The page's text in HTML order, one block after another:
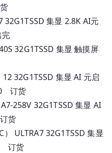
32G1TSSD 集显 2.8K AI元
32G1TSSD 集显 触摸屏
12 32G1TSSD 集显 AI 元启
订货
258V 32G1TSSD 集显 AI
货
） ULTRA7 32G1TSSD 集显
订货